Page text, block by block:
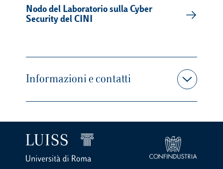
Nodo del Laboratorio sulla Cyber
Security del CINI
Informazioni e contatti